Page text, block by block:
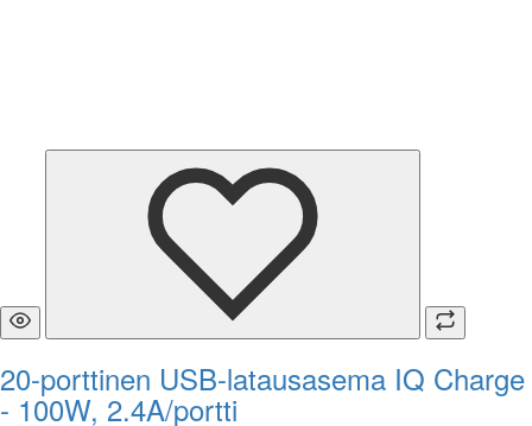
20-porttinen USB-latausasema IQ Charge
- 100W, 2.4A/portti